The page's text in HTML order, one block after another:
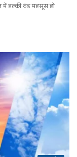
में हल्की ठंड महसूस हो